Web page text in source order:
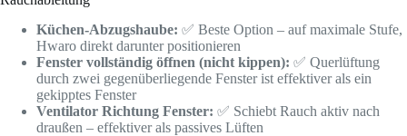
Küchen-Abzugshaube: ✅ Beste Option – auf maximale Stufe,
Hwaro direkt darunter positionieren
Fenster vollständig öffnen (nicht kippen): ✅ Querlüftung
durch zwei gegenüberliegende Fenster ist effektiver als ein
gekipptes Fenster
Ventilator Richtung Fenster: ✅ Schiebt Rauch aktiv nach
draußen – effektiver als passives Lüften